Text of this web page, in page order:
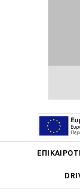
της, το
οποίο
της